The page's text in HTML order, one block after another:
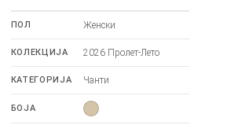
ПОЛ Женски
КОЛЕКЦИЈА 2026 Пролет-Лето
КАТЕГОРИЈА Чанти
БОЈА